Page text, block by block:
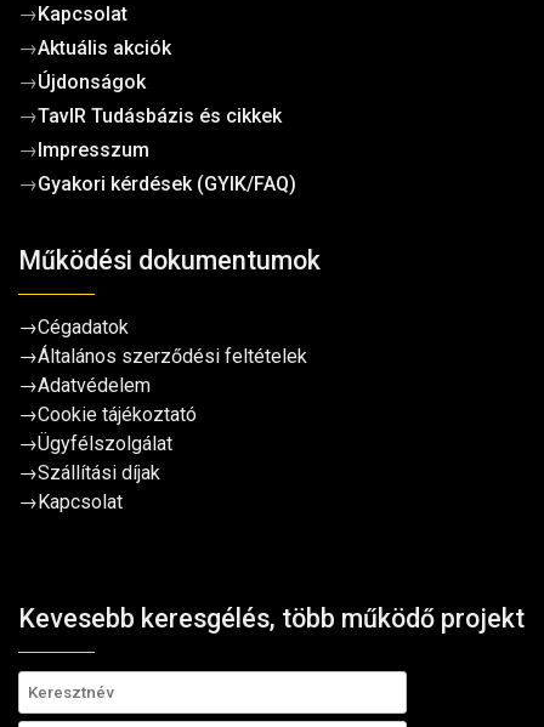
→Kapcsolat
→Aktuális akciók
→Újdonságok
→TavIR Tudásbázis és cikkek
→Impresszum
→Gyakori kérdések (GYIK/FAQ)
Működési dokumentumok
→Cégadatok
→Általános szerződési feltételek
→Adatvédelem
→Cookie tájékoztató
→Ügyfélszolgálat
→Szállítási díjak
→Kapcsolat
Kevesebb keresgélés, több működő projekt